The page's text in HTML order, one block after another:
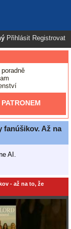
Přihlásit Registrovat
fanúšikov. Až na
AI.
- až na to, že